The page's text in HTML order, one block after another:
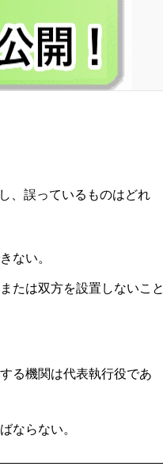
、誤っているものはどれ
ない。
たは双方を設置しないこと
る機関は代表執行役であ
ならない。